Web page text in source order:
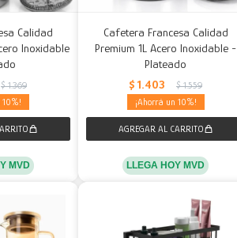
Calidad
Inoxidable
$ 1.369
10
MVD
Cafetera Francesa Calidad
Premium 1L Acero Inoxidable -
Plateado
$ 1.403 $ 1.559
10
LLEGA HOY MVD